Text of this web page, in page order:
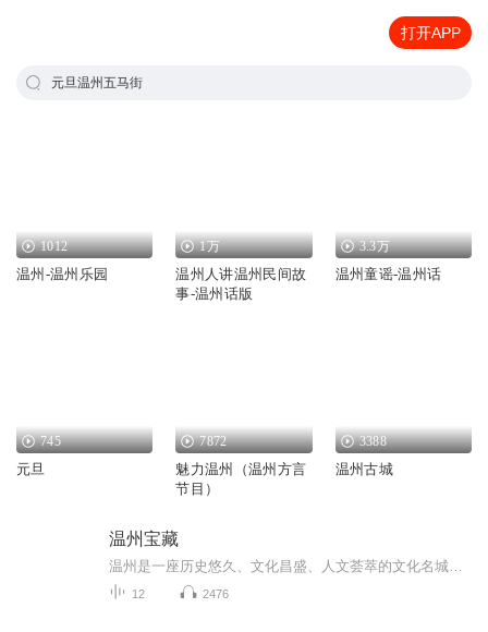
打开APP
元旦温州五马街
1012
温州-温州乐园
1万
温州人讲温州民间故
事-温州话版
3.3万
温州童谣-温州话
745
元旦
7872
魅力温州（温州方言
节目）
3388
温州古城
温州宝藏
12 2476